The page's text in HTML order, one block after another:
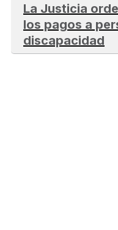
La Justicia
los pagos a
discapacidad